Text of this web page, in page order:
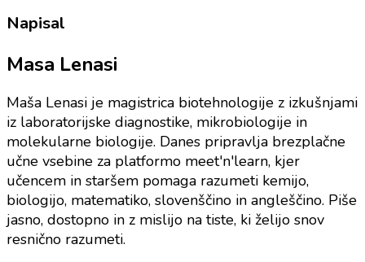
Napisal
Masa Lenasi
Maša Lenasi je magistrica biotehnologije z izkušnjami
iz laboratorijske diagnostike, mikrobiologije in
molekularne biologije. Danes pripravlja brezplačne
učne vsebine za platformo meet'n'learn, kjer
učencem in staršem pomaga razumeti kemijo,
biologijo, matematiko, slovenščino in angleščino. Piše
jasno, dostopno in z mislijo na tiste, ki želijo snov
resnično razumeti.